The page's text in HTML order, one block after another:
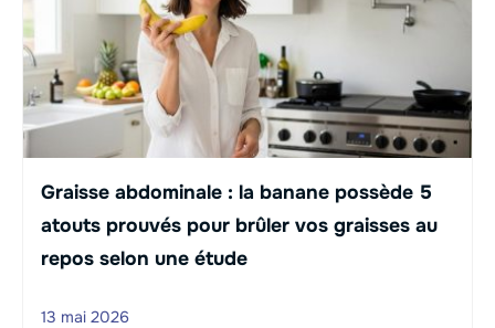
Graisse abdominale : la banane possède 5
atouts prouvés pour brûler vos graisses au
repos selon une étude
13 mai 2026